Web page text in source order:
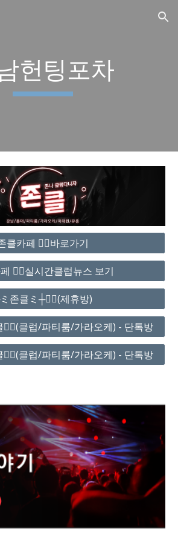
Skip to navigation
헌팅포차
클카페 ❤️‍🔥바로가기
❤️‍🔥실시간클럽뉴스 보기
존클ミ┼❤️‍🔥(제휴방)
클럽/파티룸/가라오케) - 단톡방
클럽/파티룸/가라오케) - 단톡방